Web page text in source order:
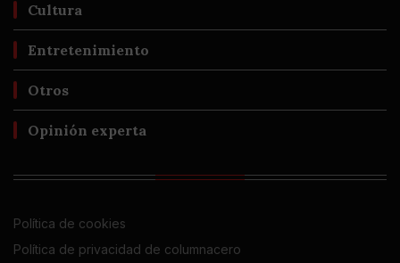
Cultura
Entretenimiento
Otros
Opinión experta
Política de cookies
Política de privacidad de columnacero